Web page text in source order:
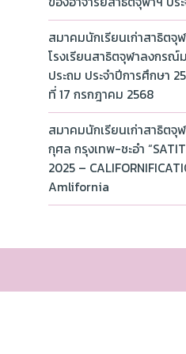
สมาคมนักเรียนเก่าสาธิตจุ
โรงเรียนสาธิตจุฬาลงกร
ประถม ประจำปีการศึกษา
ที่ 17 กรกฎาคม 2568
สมาคมนักเรียนเก่าสาธิตจุ
กุศล กรุงเทพ-ชะอำ
2025 –
Amlifornia